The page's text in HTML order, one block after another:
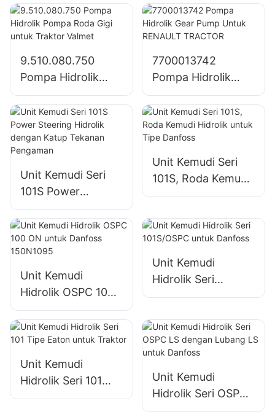
SJ21032 untuk
Traktor John Deere
1204/1354/6110B
Deere
9.510.080.750
Pompa Hidrolik
Pompa Roda Gigi
untuk Traktor
Valmet
7700013742
Pompa Hidrolik
Gear Pump Untuk
RENAULT
TRACTOR
Unit Kemudi Seri
101S Power
Steering Hidrolik
dengan Katup
Tekanan
Pengaman
Unit Kemudi Seri
101S, Roda Kemudi
Hidrolik untuk Tipe
Unit Kemudi
Hidrolik OSPC 100
ON untuk Danfoss
150N1095
Unit Kemudi
Hidrolik Seri
101S/OSPC untuk
Unit Kemudi
Hidrolik Seri 101
Tipe Eaton untuk
Unit Kemudi
Hidrolik Seri OSPC
LS dengan Lubang